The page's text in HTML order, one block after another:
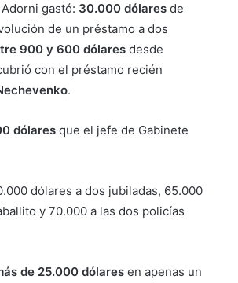
gastó: 30.000 dólares de
de un préstamo a dos
900 y 600 dólares desde
con el préstamo recién
.
dólares que el jefe de Gabinete
dólares a dos jubiladas, 65.000
y 70.000 a las dos policías
de 25.000 dólares en apenas un